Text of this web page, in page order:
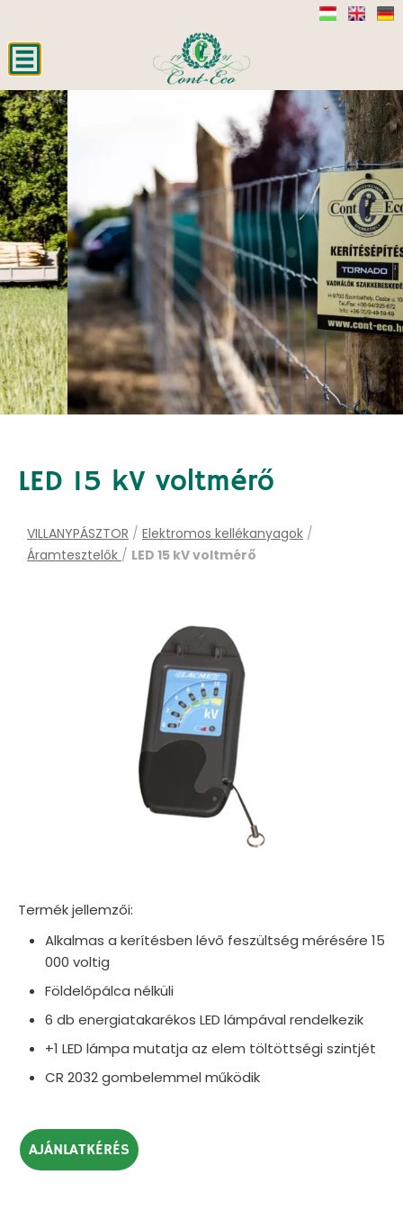
LED 15 kV voltmérő
VILLANYPÁSZTOR / Elektromos kellékanyagok /
Áramtesztelők / LED 15 kV voltmérő
AJÁNLATKÉRÉS
Termék jellemzői:
Alkalmas a kerítésben lévő feszültség mérésére 15
000 voltig
Földelőpálca nélküli
6 db energiatakarékos LED lámpával rendelkezik
+1 LED lámpa mutatja az elem töltöttségi szintjét
CR 2032 gombelemmel működik